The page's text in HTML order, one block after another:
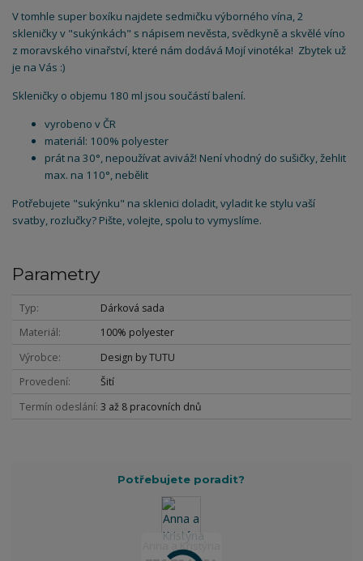
V tomhle super boxíku najdete sedmičku výborného vína, 2
skleničky v "sukýnkách" s nápisem nevěsta, svědkyně a skvělé víno
z moravského vinařství, které nám dodává Mojí vinotéka! Zbytek už
je na Vás :)
Skleničky o objemu 180 ml jsou součástí balení.
vyrobeno v ČR
materiál: 100% polyester
prát na 30°, nepoužívat aviváž! Není vhodný do sušičky, žehlit
max. na 110°, nebělit
Potřebujete "sukýnku" na sklenici doladit, vyladit ke stylu vaší
svatby, rozlučky? Pište, volejte, spolu to vymyslíme.
Parametry
Typ
Dárková sada
Materiál
100% polyester
Výrobce
Design by TUTU
Provedení
Šití
Termín odeslání 3 až 8 pracovních dnů
Potřebujete poradit?
Anna a Kristýna